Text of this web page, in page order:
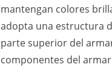
mantengan colores
adopta una estructura
parte superior del
componentes del